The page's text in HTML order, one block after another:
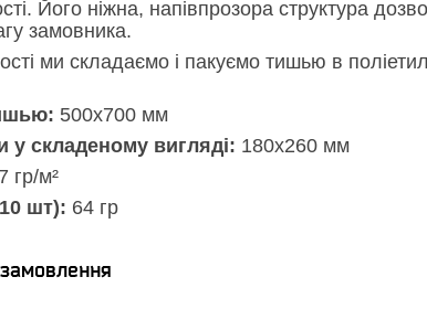
Його ніжна, напівпрозора структура
замовника.
ми складаємо і пакуємо тишью в
500х700 мм
у складеному вигляді: 180х260 мм
гр/м²
шт): 64 гр